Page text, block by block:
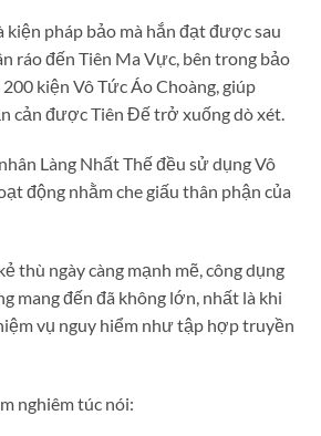
kiện pháp bảo mà hắn đạt được sau
ráo đến Tiên Ma Vực, bên trong bảo
kiện Vô Tức Áo Choàng, giúp
cản được Tiên Đế trở xuống dò xét.
Làng Nhất Thế đều sử dụng Vô
động nhằm che giấu thân phận của
thù ngày càng mạnh mẽ, công dụng
mang đến đã không lớn, nhất là khi
vụ nguy hiểm như tập hợp truyền
nghiêm túc nói: